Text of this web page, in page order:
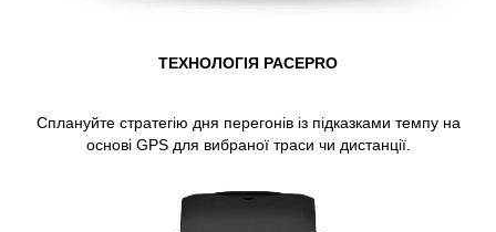
ТЕХНОЛОГІЯ PACEPRO
Сплануйте стратегію дня перегонівіз підказками темпу на
основі GPS для вибраної траси чи дистанції.